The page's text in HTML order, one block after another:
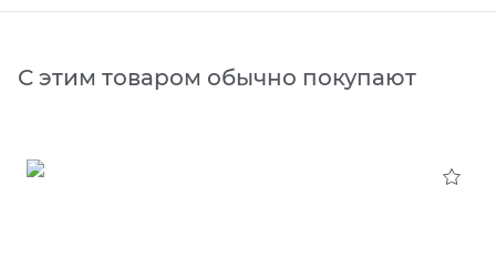
С этим товаром обычно покупают